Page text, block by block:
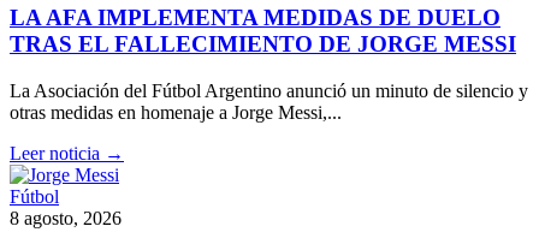
LA AFA IMPLEMENTA MEDIDAS DE DUELO
TRAS EL FALLECIMIENTO DE JORGE MESSI
La Asociación del Fútbol Argentino anunció un minuto de silencio y
otras medidas en homenaje a Jorge Messi,...
Leer noticia →
Fútbol
8 agosto, 2026